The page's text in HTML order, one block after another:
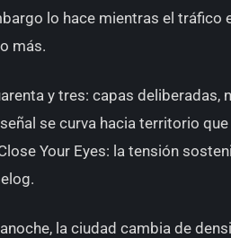
lo hace mientras el tráfico
más.
y tres: capas
se curva hacia territorio
Your Eyes: la tensión
la ciudad cambia de